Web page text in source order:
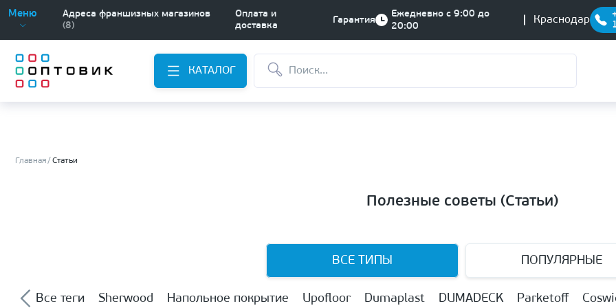
Меню
Адреса франшизных магазинов
(8)
Оплата и
доставка
Гарантия
Ежедневно с 9:00 до
20:00
Краснодар
КАТАЛОГ
Главная Статьи
Полезные советы (Статьи)
ВСЕ ТИПЫ ПОПУЛЯРНЫЕ
Все теги Sherwood Напольное покрытие Upofloor Dumaplast DUMADECK Parketoff